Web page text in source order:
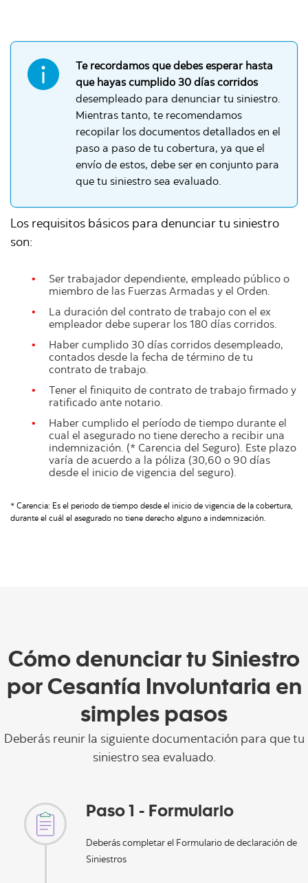
Te recordamos que debes esperar hasta
que hayas cumplido 30 días corridos
desempleado para denunciar tu siniestro.
Mientras tanto, te recomendamos
recopilar los documentos detallados en el
paso a paso de tu cobertura, ya que el
envío de estos, debe ser en conjunto para
que tu siniestro sea evaluado.
Los requisitos básicos para denunciar tu siniestro
son:
Ser trabajador dependiente, empleado público o
miembro de las Fuerzas Armadas y el Orden.
La duración del contrato de trabajo con el ex
empleador debe superar los 180 días corridos.
Haber cumplido 30 días corridos desempleado,
contados desde la fecha de término de tu
contrato de trabajo.
Tener el finiquito de contrato de trabajo firmado y
ratificado ante notario.
Haber cumplido el período de tiempo durante el
cual el asegurado no tiene derecho a recibir una
indemnización. (* Carencia del Seguro). Este plazo
varía de acuerdo a la póliza (30,60 o 90 días
desde el inicio de vigencia del seguro).
* Carencia: Es el periodo de tiempo desde el inicio de vigencia de la cobertura,
durante el cuál el asegurado no tiene derecho alguno a indemnización.
Cómo denunciar tu Siniestro
por Cesantía Involuntaria en
simples pasos
Deberás reunir la siguiente documentación para que tu
siniestro sea evaluado.
Paso 1 - Formulario
Deberás completar el Formulario de declaración de
Siniestros